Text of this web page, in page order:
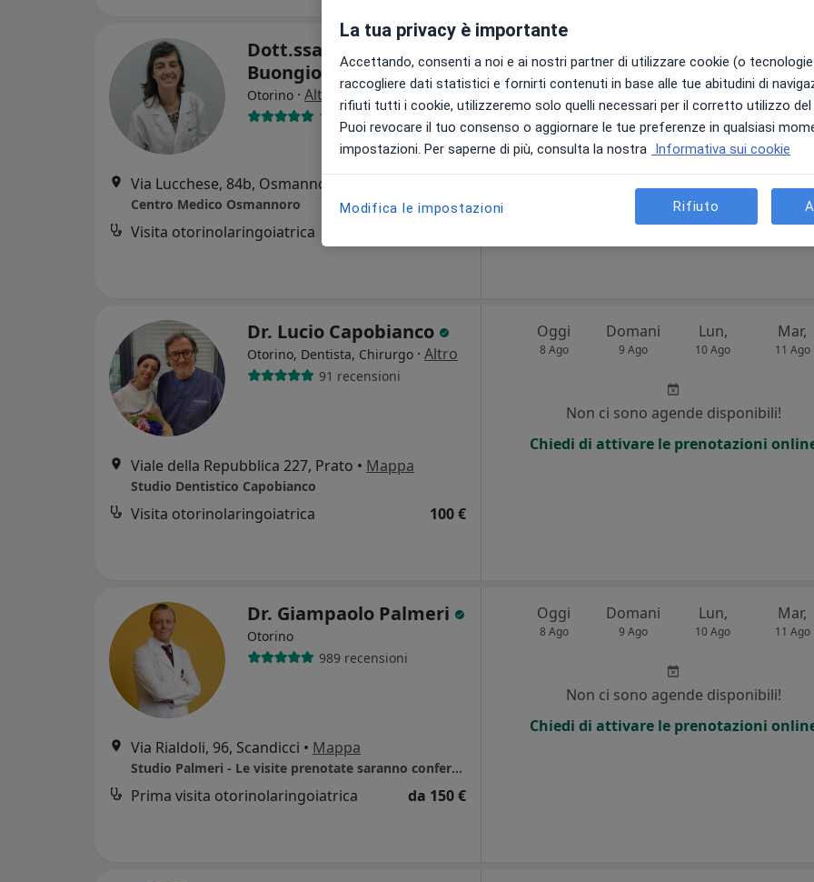
Dott.ssa Ana
Buongiorno
Otorino · Altro
103 recensioni
Via Lucchese, 84b, Osmannoro
Centro Medico Osmannoro
Visita otorinolaringoiatrica
8 Ago 9 Ago 10 Ago 11 Ago
Non ci sono agende disponibili!
Chiedi di attivare le prenotazioni online
Dr. Lucio Capobianco
Otorino, Dentista, Chirurgo · Altro
91 recensioni
Viale della Repubblica 227, Prato • Mappa
Studio Dentistico Capobianco
Visita otorinolaringoiatrica 100 €
Oggi
8 Ago
Domani
9 Ago
Lun,
10 Ago
Mar,
11 Ago
Non ci sono agende disponibili!
Chiedi di attivare le prenotazioni
Dr. Giampaolo Palmeri
Otorino
989 recensioni
Via Rialdoli, 96, Scandicci • Mappa
Studio Palmeri - Le visite prenotate saranno confermate entro 24 ore
Prima visita otorinolaringoiatrica da 150 €
Oggi
8 Ago
Domani
9 Ago
Lun,
10 Ago
Mar,
11 Ago
Non ci sono agende disponibili!
Chiedi di attivare le prenotazioni
La tua privacy è importante
Accettando, consenti a noi e ai nostri partner di utilizzare cookie (o
raccogliere dati statistici e fornirti contenuti in base alle tue abitudini di
rifiuti tutti i cookie, utilizzeremo solo quelli necessari per il corretto utilizzo
Puoi revocare il tuo consenso o aggiornare le tue preferenze in qualsiasi
impostazioni. Per saperne di più, consulta la nostra Informativa sui cookie
Modifica le impostazioni Rifiuto